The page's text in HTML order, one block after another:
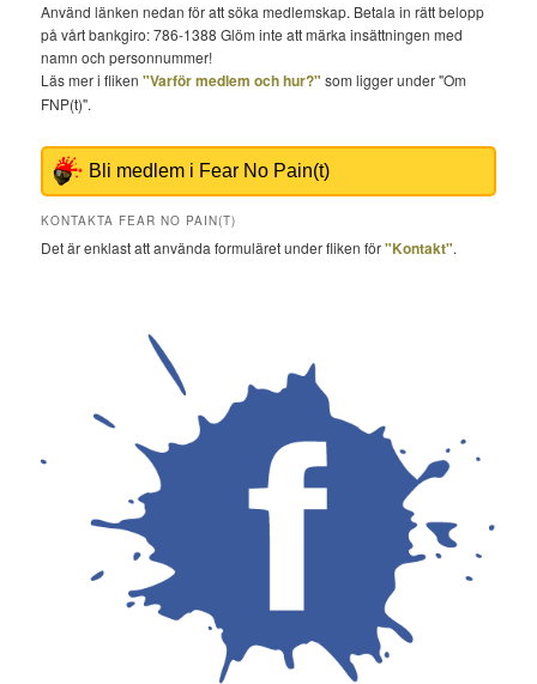
Använd länken nedan för att söka medlemskap. Betala in rätt belopp
på vårt bankgiro: 786-1388 Glöm inte att märka insättningen med
namn och personnummer!
Läs mer i fliken"Varför medlem och hur?" som ligger under "Om
FNP(t)".
Bli medlem i Fear No Pain(t)
KONTAKTA FEAR NO PAIN(T)
Det är enklast att använda formuläret under fliken för"Kontakt".